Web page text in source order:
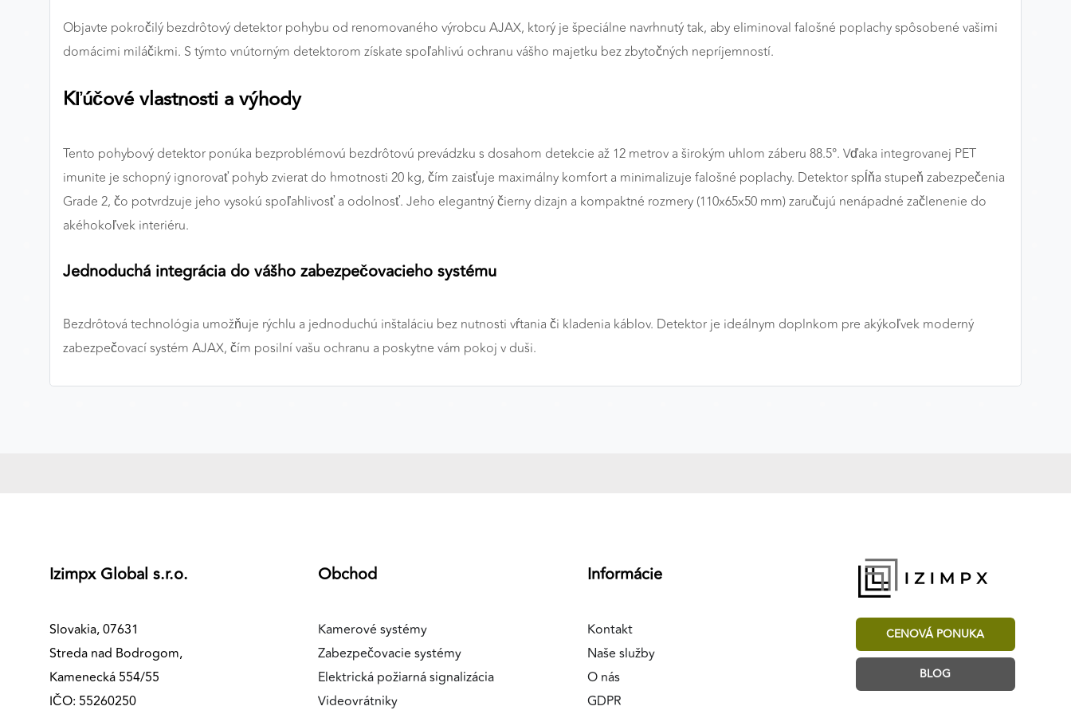
Objavte pokročilý bezdrôtový detektor pohybu od renomovaného výrobcu AJAX, ktorý je špeciálne navrhnutý tak, aby eliminoval falošné poplachy spôsobené vašimi
domácimi miláčikmi. S týmto vnútorným detektorom získate spoľahlivú ochranu vášho majetku bez zbytočných nepríjemností.
Kľúčové vlastnosti a výhody
Tento pohybový detektor ponúka bezproblémovú bezdrôtovú prevádzku s dosahom detekcie až 12 metrov a širokým uhlom záberu 88.5°. Vďaka integrovanej PET
imunite je schopný ignorovať pohyb zvierat do hmotnosti 20 kg, čím zaisťuje maximálny komfort a minimalizuje falošné poplachy. Detektor spĺňa stupeň zabezpečenia
Grade 2, čo potvrdzuje jeho vysokú spoľahlivosť a odolnosť. Jeho elegantný čierny dizajn a kompaktné rozmery (110x65x50 mm) zaručujú nenápadné začlenenie do
akéhokoľvek interiéru.
Jednoduchá integrácia do vášho zabezpečovacieho systému
Bezdrôtová technológia umožňuje rýchlu a jednoduchú inštaláciu bez nutnosti vŕtania či kladenia káblov. Detektor je ideálnym doplnkom pre akýkoľvek moderný
zabezpečovací systém AJAX, čím posilní vašu ochranu a poskytne vám pokoj v duši.
Izimpx Global s.r.o.
Slovakia, 07631
Streda nad Bodrogom,
Kamenecká 554/55
IČO: 55260250
Obchod
Kamerové systémy
Zabezpečovacie systémy
Elektrická požiarná signalizácia
Videovrátniky
Informácie
Kontakt
Naše služby
O nás
GDPR
CENOVÁ PONUKA
BLOG
Preferenčné cookies
ANALYTICKÉ COOKIES
Analytické cookies nám umožňujú meranie výkonu
zdroje návštev našich webových stránok. Dáta získané
pomocou týchto cookies spracovávame anonymne a
súhrnne, bez použitia identifikátorov, ktoré ukazujú na
konkrétnych používateľov nášho webu. Vďaka týmto
cookies môžeme optimalizovať výkon a funkčnosť
Poskytovateľ: Google
MARKETINGOVÉ COOKIES